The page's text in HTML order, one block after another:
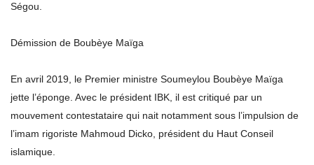
Ségou.
Démission de Boubèye Maïga
En avril 2019, le Premier ministre Soumeylou Boubèye Maïga
jette l’éponge. Avec le président IBK, il est critiqué par un
mouvement contestataire qui nait notamment sous l’impulsion de
l’imam rigoriste Mahmoud Dicko, président du Haut Conseil
islamique.